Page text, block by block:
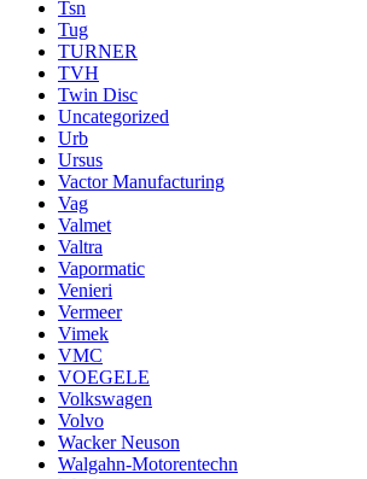
Tsn
Tug
TURNER
TVH
Twin Disc
Uncategorized
Urb
Ursus
Vactor Manufacturing
Vag
Valmet
Valtra
Vapormatic
Venieri
Vermeer
Vimek
VMC
VOEGELE
Volkswagen
Volvo
Wacker Neuson
Walgahn-Motorentechn